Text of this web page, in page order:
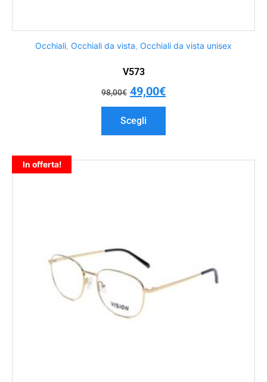
Occhiali, Occhiali da vista, Occhiali da vista unisex
V573
98,00€ 49,00€
Scegli
In offerta!